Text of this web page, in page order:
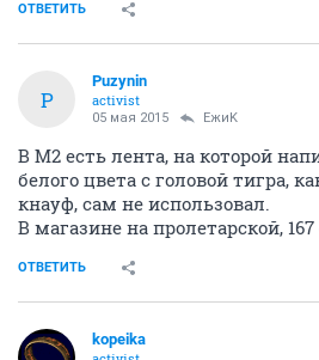
ОТВЕТИТЬ
P
Puzynin
activist
05 мая 2015 ЕжиK
В М2 есть лента, на которой
белого цвета с головой тигра,
кнауф, сам не использовал.
В магазине на пролетарской,
ОТВЕТИТЬ
kopeika